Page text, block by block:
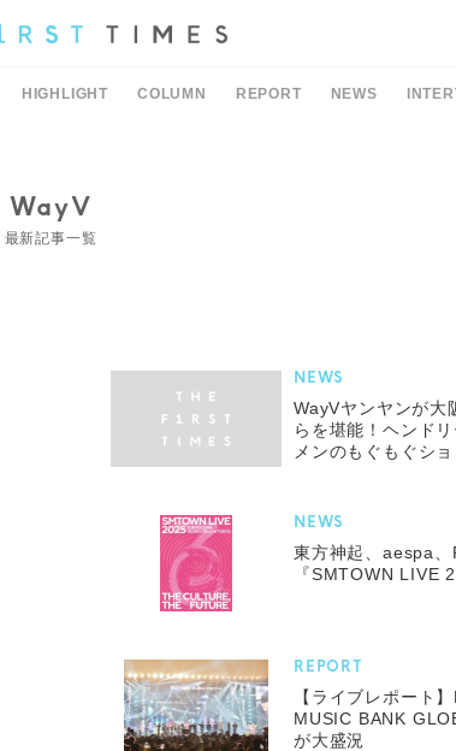
HIGHLIGHT COLUMN REPORT NEWS
WayV
最新記事一覧
NEWS
WayVヤンヤンが大
らを堪能！ヘンド
メンのもぐもぐシ
NEWS
東方神起、aespa
『SMTOWN LIVE
REPORT
【ライブレポート
MUSIC BANK
が大盛況